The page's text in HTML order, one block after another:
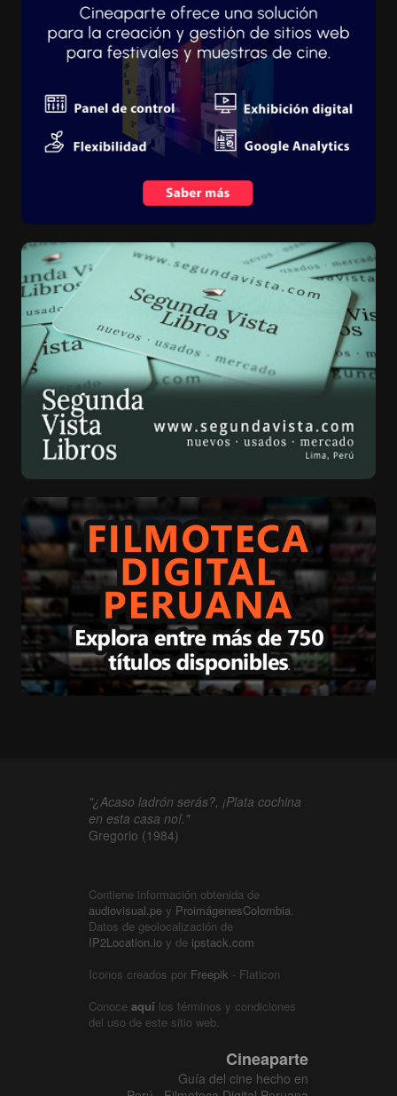
"¿Acaso ladrón serás?, ¡Plata cochina
en esta casa no!."
Gregorio (1984)
Contiene información obtenida de
audiovisual.pe y ProimágenesColombia.
Datos de geolocalización de
IP2Location.io y de ipstack.com
Iconos creados por Freepik - Flaticon
Conoce aquí los términos y condiciones
del uso de este sitio web.
Cineaparte
Guía del cine hecho en